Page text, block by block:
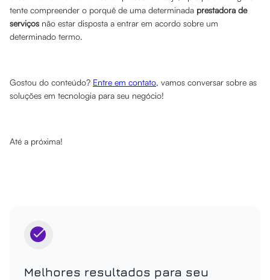
tente compreender o porquê de uma determinada prestadora de
serviços não estar disposta a entrar em acordo sobre um
determinado termo.
Gostou do conteúdo? Entre em contato, vamos conversar sobre as
soluções em tecnologia para seu negócio!
Até a próxima!
Melhores resultados para seu